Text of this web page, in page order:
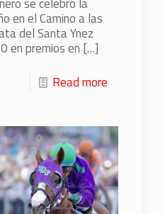
se celebró la
en el Camino a las
del Santa Ynez
en premios en […]
Read more